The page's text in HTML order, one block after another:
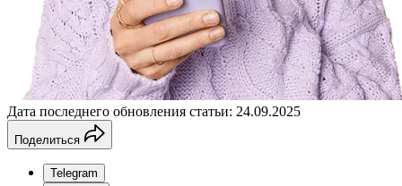
Дата последнего обновления статьи: 24.09.2025
Поделиться
Telegram